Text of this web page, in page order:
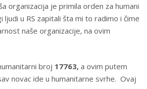
organizacija je primila orden za humani
u RS zapitali šta mi to radimo i čime
naše organizacije, na ovim
broj 17763, a ovim putem
novac ide u humanitarne svrhe. Ovaj